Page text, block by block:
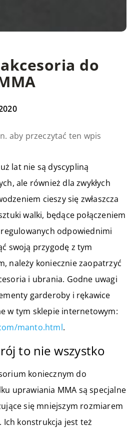
do
aby przeczytać ten wpis
lat nie są dyscypliną
ale również dla zwykłych
cieszy się zwłaszcza
walki, będące połączeniem
odpowiednimi
swoją przygodę z tym
należy koniecznie zaopatrzyć
i ubrania. Godne uwagi
garderoby i rękawice
w tym sklepie internetowym:
manto.html.
to nie wszystko
koniecznym do
uprawiania MMA są specjalne
się mniejszym rozmiarem
Ich konstrukcja jest też